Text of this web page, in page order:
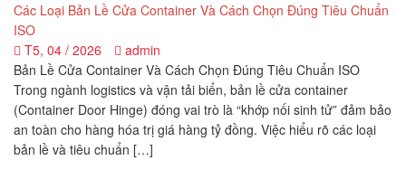
Các Loại Bản Lề Cửa Container Và Cách Chọn Đúng Tiêu Chuẩn
ISO
T5, 04 / 2026
admin
Bản Lề Cửa Container Và Cách Chọn Đúng Tiêu Chuẩn ISO
Trong ngành logistics và vận tải biển, bản lề cửa container
(Container Door Hinge) đóng vai trò là “khớp nối sinh tử” đảm bảo
an toàn cho hàng hóa trị giá hàng tỷ đồng. Việc hiểu rõ các loại
bản lề và tiêu chuẩn […]